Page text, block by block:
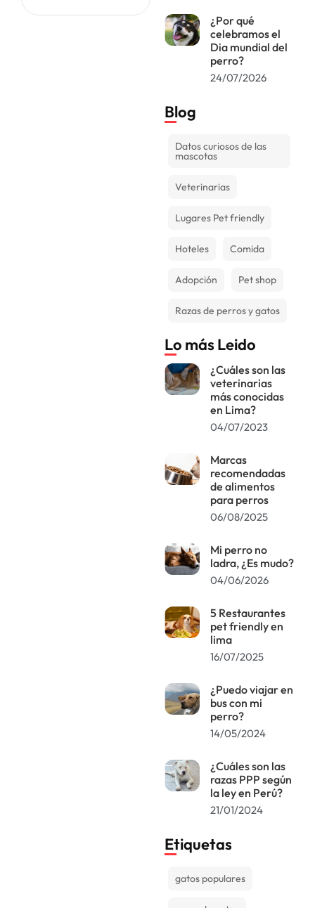
país: el
¿Por qué
celebramos el
Dia mundial del
perro?
24/07/2026
Blog
Datos curiosos de las
mascotas
Veterinarias
Lugares Pet friendly
Hoteles Comida
Adopción Pet shop
Razas de perros y gatos
Lo más Leido
¿Cuáles son las
veterinarias
más conocidas
en Lima?
04/07/2023
Marcas
recomendadas
de alimentos
para perros
06/08/2025
Mi perro no
ladra, ¿Es mudo?
04/06/2026
5 Restaurantes
pet friendly en
lima
16/07/2025
¿Puedo viajar en
bus con mi
perro?
14/05/2024
¿Cuáles son las
razas PPP según
la ley en Perú?
21/01/2024
Etiquetas
gatos populares